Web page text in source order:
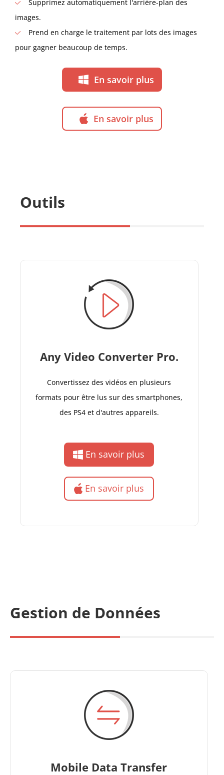
Supprimez automatiquement l'arrière-plan des
images.
Prend en charge le traitement par lots des images
pour gagner beaucoup de temps.
En savoir plus
En savoir plus
Outils
Any Video Converter Pro.
Convertissez des vidéos en plusieurs
formats pour être lus sur des smartphones,
des PS4 et d'autres appareils.
En savoir plus
En savoir plus
Gestion de Données
Mobile Data Transfer